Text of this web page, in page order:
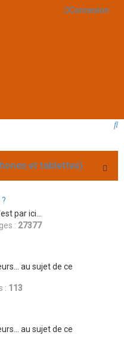
Connexion
R
et tablettes)
par ici...
: 27377
au sujet de ce
: 113
au sujet de ce